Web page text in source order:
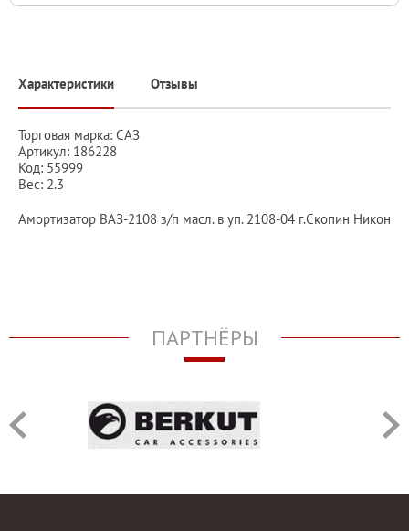
Характеристики Отзывы
Торговая марка: САЗ
Артикул: 186228
Код: 55999
Вес: 2.3
Амортизатор ВАЗ-2108 з/п масл. в уп. 2108-04 г.Скопин Никон
ПАРТНЁРЫ